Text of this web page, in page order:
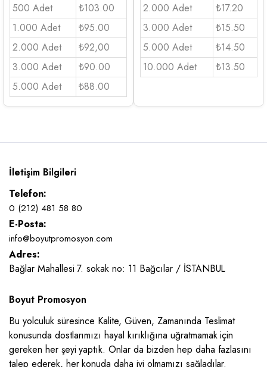
500 Adet
₺103.00
1.000 Adet
₺95.00
2.000 Adet
₺92,00
3.000 Adet
₺90.00
5.000 Adet
₺88.00
2.000 Adet
₺17.20
3.000 Adet
₺15.50
5.000 Adet
₺14.50
10.000 Adet
₺13.50
İletişim Bilgileri
Telefon:
0 (212) 481 58 80
E-Posta:
info@boyutpromosyon.com
Adres:
Bağlar Mahallesi 7. sokak no: 11 Bağcılar / İSTANBUL
Boyut Promosyon
Bu yolculuk süresince Kalite, Güven, Zamanında Teslimat
konusunda dostlarımızı hayal kırıklığına uğratmamak için
gereken her şeyi yaptık. Onlar da bizden hep daha fazlasını
talep ederek, her konuda daha iyi olmamızı sağladılar.